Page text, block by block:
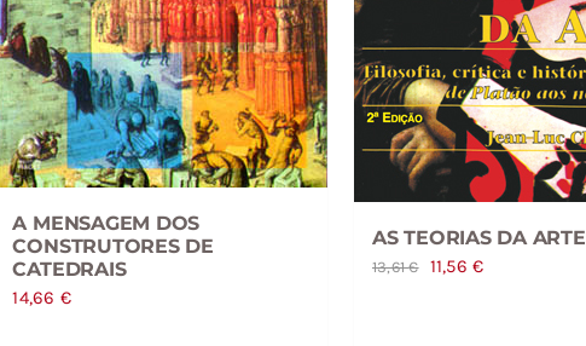
A MENSAGEM DOS
CONSTRUTORES DE
CATEDRAIS
14,66 €
AS TEORIAS DA ARTE
13,61€
O
11,56€O